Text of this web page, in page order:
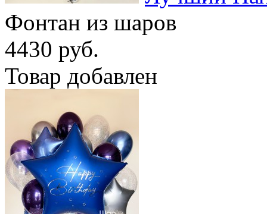
Фонтан из шаров
4430 руб.
Товар добавлен